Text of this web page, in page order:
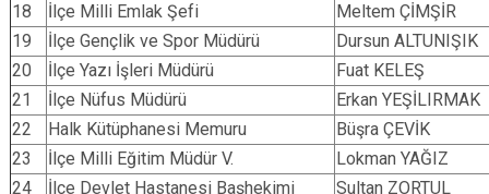
18
İlçe Milli Emlak Şefi
Meltem ÇİMŞİR
19
İlçe Gençlik ve Spor Müdürü
Dursun ALTUNIŞIK
20
İlçe Yazı İşleri Müdürü
Fuat KELEŞ
21
İlçe Nüfus Müdürü
Erkan YEŞİLIRMAK
22
Halk Kütüphanesi Memuru
Büşra ÇEVİK
23
İlçe Milli Eğitim Müdür V.
Lokman YAĞIZ
24
İlçe Devlet Hastanesi Başhekimi
Sultan ZORTUL